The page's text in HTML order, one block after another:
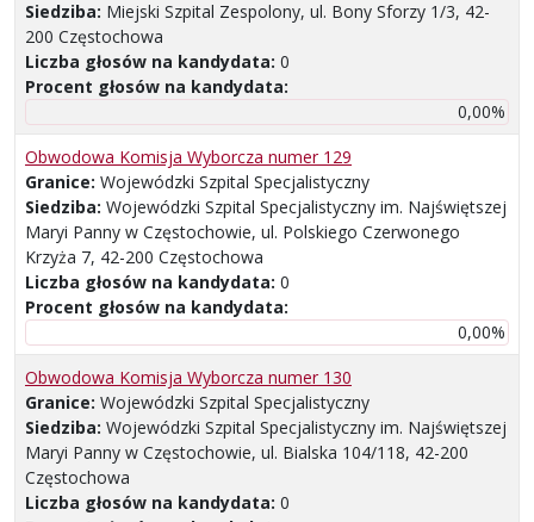
Siedziba: Miejski Szpital Zespolony, ul. Bony Sforzy 1/3, 42-
200 Częstochowa
Liczba głosów na kandydata: 0
Procent głosów na kandydata:
0,00%
Obwodowa Komisja Wyborcza numer 129
Granice: Wojewódzki Szpital Specjalistyczny
Siedziba: Wojewódzki Szpital Specjalistyczny im. Najświętszej
Maryi Panny w Częstochowie, ul. Polskiego Czerwonego
Krzyża 7, 42-200 Częstochowa
Liczba głosów na kandydata: 0
Procent głosów na kandydata:
0,00%
Obwodowa Komisja Wyborcza numer 130
Granice: Wojewódzki Szpital Specjalistyczny
Siedziba: Wojewódzki Szpital Specjalistyczny im. Najświętszej
Maryi Panny w Częstochowie, ul. Bialska 104/118, 42-200
Częstochowa
Liczba głosów na kandydata: 0